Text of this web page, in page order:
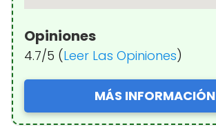
Opiniones
4.7/5 (Leer Las Opiniones)
MÁS INFORMACIÓN